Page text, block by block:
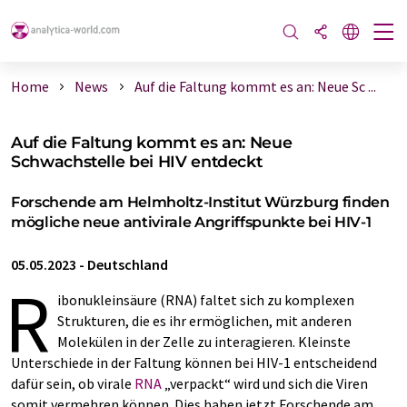
Home News Auf die Faltung kommt es an: Neue Sc ...
Auf die Faltung kommt es an: Neue
Schwachstelle bei HIV entdeckt
Forschende am Helmholtz-Institut Würzburg finden
mögliche neue antivirale Angriffspunkte bei HIV-1
05.05.2023 - Deutschland
R ibonukleinsäure (RNA) faltet sich zu komplexen
Strukturen, die es ihr ermöglichen, mit anderen
Molekülen in der Zelle zu interagieren. Kleinste
Unterschiede in der Faltung können bei HIV-1 entscheidend
dafür sein, ob virale RNA „verpackt“ wird und sich die Viren